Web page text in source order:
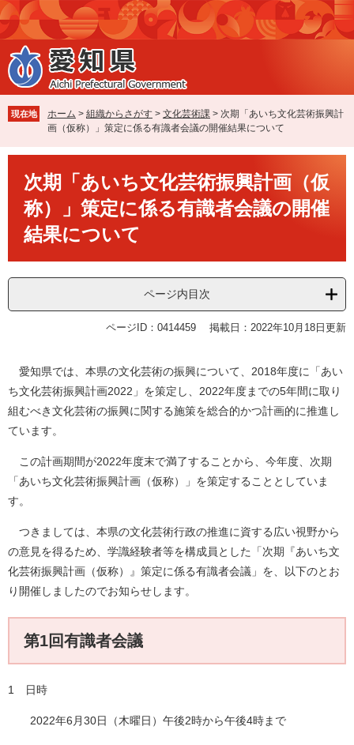
ペ
ー
ジ
の
先
で
す
メ
ニ
ュ
ー
を
ば
し
本
現在地 ホーム > 組織からさがす > 文化芸術課 > 次期「あいち文化芸術振興計
画（仮称）」策定に係る有識者会議の開催結果について
次期「あいち文化芸術振興計画（仮
称）」策定に係る有識者会議の開催
結果について
ページ内目次
ページID：0414459 掲載日：2022年10月18日更新
愛知県では、本県の文化芸術の振興について、2018年度に「あい
ち文化芸術振興計画2022」を策定し、2022年度までの5年間に取り
組むべき文化芸術の振興に関する施策を総合的かつ計画的に推進し
ています。
この計画期間が2022年度末で満了することから、今年度、次期
「あいち文化芸術振興計画（仮称）」を策定することとしていま
す。
つきましては、本県の文化芸術行政の推進に資する広い視野から
の意見を得るため、学識経験者等を構成員とした「次期『あいち文
化芸術振興計画（仮称）』策定に係る有識者会議」を、以下のとお
り開催しましたのでお知らせします。
第1回有識者会議
1 日時
2022年6月30日（木曜日）午後2時から午後4時まで